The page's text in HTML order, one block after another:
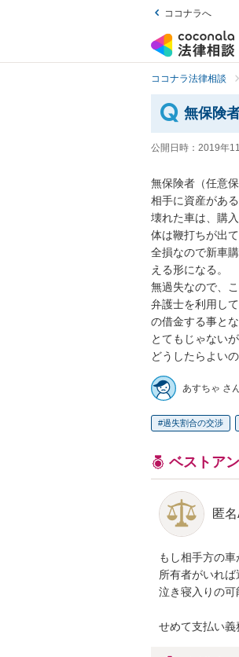
ココナラへ
ココナラ法律相談
無保険
公開日時： 2019年
無保険者（任意
相手に資産があ
壊れた車は、購
体は鞭打ちが出
全損なので新車
える形になる。
無過失なので、
弁護士を利用し
の借金する事とな
とてもじゃない
どうしたらよい
あすちゃ さ
過失割合の交渉
ベストア
匿
もし相手方の
所有者がいれ
泣き寝入りの可
せめて支払い義